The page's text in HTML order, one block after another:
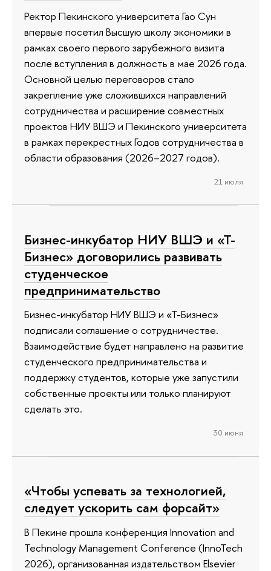
Ректор Пекинского университета Гао Сун
впервые посетил Высшую школу экономики в
рамках своего первого зарубежного визита
после вступления в должность в мае 2026 года.
Основной целью переговоров стало
закрепление уже сложившихся направлений
сотрудничества и расширение совместных
проектов НИУ ВШЭ и Пекинского университета
в рамках перекрестных Годов сотрудничества в
области образования (2026–2027 годов).
21 июля
Бизнес-инкубатор НИУ ВШЭ и «Т-
Бизнес» договорились развивать
студенческое
предпринимательство
Бизнес-инкубатор НИУ ВШЭ и «Т-Бизнес»
подписали соглашение о сотрудничестве.
Взаимодействие будет направлено на развитие
студенческого предпринимательства и
поддержку студентов, которые уже запустили
собственные проекты или только планируют
сделать это.
30 июня
«Чтобы успевать за технологией,
следует ускорить сам форсайт»
В Пекине прошла конференция Innovation and
Technology Management Conference (InnoTech
2026), организованная издательством Elsevier